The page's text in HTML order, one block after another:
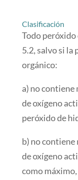
Clasificación
Todo peróxido
5.2, salvo si la
orgánico:
a) no contiene
de oxígeno
peróxido de
b) no contiene
de oxígeno
como